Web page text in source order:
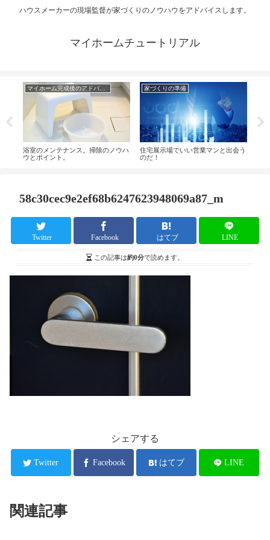
ハウスメーカーの現場監督が家づくりのノウハウをアドバイスします。
マイホームチュートリアル
マイホーム完成後のアドバイス
浴室のメンテナンス。掃除のノウハ
ウとポイント。
家づくりの準備
住宅展示場でいい営業マンと出会う
のだ！
58c30cec9e2ef68b6247623948069a87_m
Twitter Facebook はてブ LINE
この記事は約0分で読めます。
シェアする
Twitter Facebook はてブ LINE
関連記事